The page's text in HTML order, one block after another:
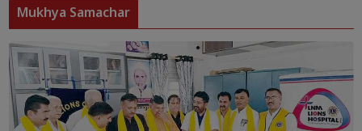
Mukhya Samachar